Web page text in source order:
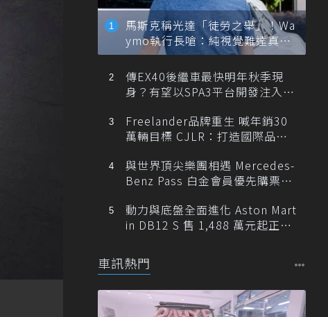
馬斯克稱光達「徒勞之舉」！Wa
ymo執行長嗆：純視覺難達真正
自動駕駛
傳EX40後繼車最快明年秋季現
身？有望以SPA3平台開發注入80
Freelander品牌重生 喊年銷30
萬輛目標 CJLR：打造國際品牌
與世界頂尖樂團相遇 Mercedes-
Benz Pass 白金會員優先購票維
動力與底盤全面進化 Aston Mart
in DB12 S 售 1,488 萬元起正式
車訊熱門